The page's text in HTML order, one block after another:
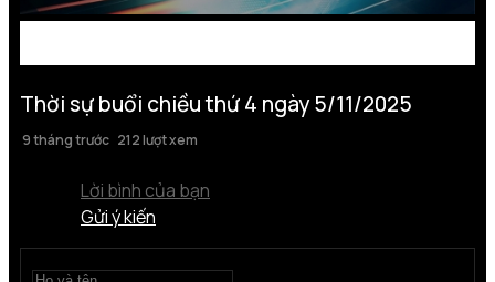
Thời sự buổi chiều thứ 4 ngày 5/11/2025
9 tháng trước 212 lượt xem
Lời bình của bạn
Gửi ý kiến